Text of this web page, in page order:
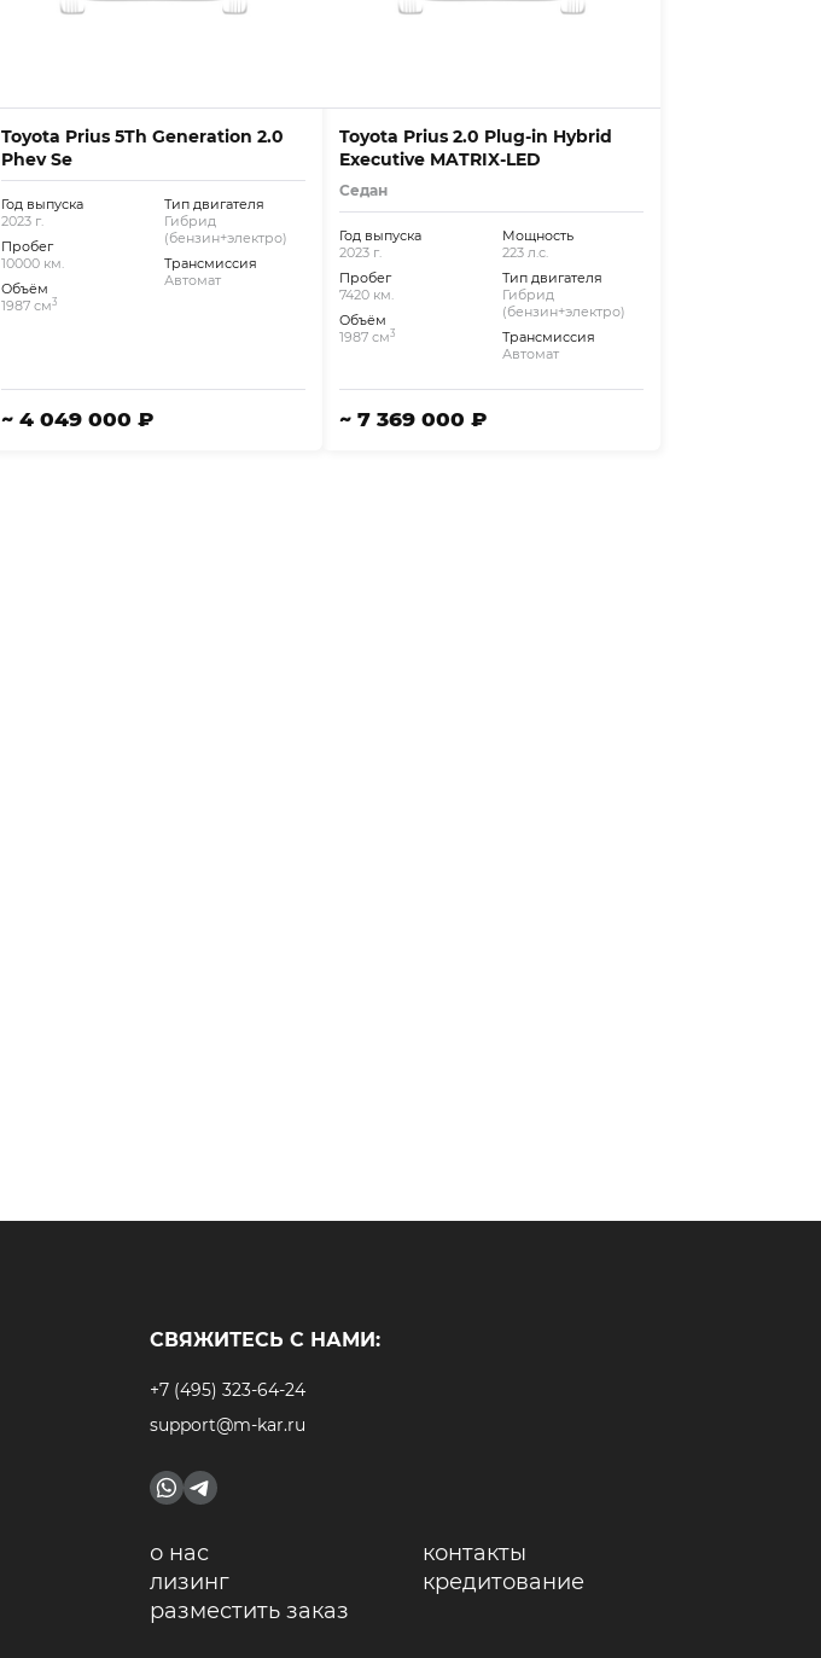
Toyota Prius 5Th Generation 2.0
Phev Se
Год выпуска
2023 г.
Пробег
10000 км.
Объём
1987 см3
Тип двигателя
Гибрид
(бензин+электро)
Трансмиссия
Автомат
~ 4 049 000 ₽
Toyota Prius 2.0 Plug-in Hybrid
Executive MATRIX-LED
Седан
Год выпуска
2023 г.
Пробег
7420 км.
Объём
1987 см3
Мощность
223 л.с.
Тип двигателя
Гибрид
(бензин+электро)
Трансмиссия
Автомат
~ 7 369 000 ₽
СВЯЖИТЕСЬ С НАМИ:
+7 (495) 323-64-24
support@m-kar.ru
о нас
контакты
лизинг
кредитование
разместить заказ